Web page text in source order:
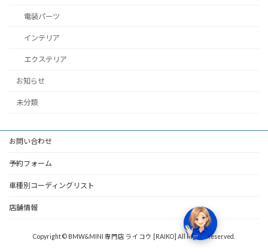
電装パーツ
インテリア
エクステリア
お知らせ
未分類
お問い合わせ
予約フォーム
車種別コーディングリスト
店舗情報
Copyright © BMW&MINI 専門店 ライコウ [RAIKO] All Rights Reserved.